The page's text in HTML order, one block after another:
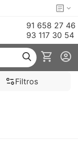
91 658 27 46
93 117 30 54
Filtros